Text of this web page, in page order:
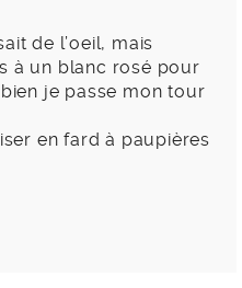
de l’oeil, mais
à un blanc rosé pour
je passe mon tour
en fard à paupières